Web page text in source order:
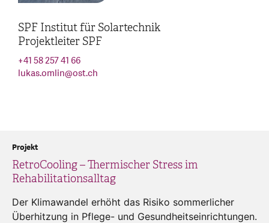
SPF Institut für Solartechnik
Projektleiter SPF
+41 58 257 41 66
lukas.omlin@ost.ch
RetroCooling – Thermischer Stress im
Rehabilitationsalltag
Projekt
Der Klimawandel erhöht das Risiko sommerlicher
Überhitzung in Pflege- und Gesundheitseinrichtungen.